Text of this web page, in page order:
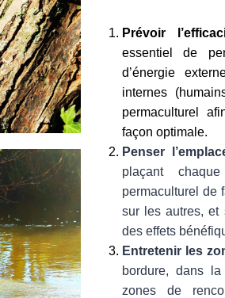
Prévoir
essentiel de
d’énergie
internes
permaculturel
façon optimale.
Penser
plaçant
permaculturel de
sur les autres, et
des effets
Entretenir les
bordure, dans
zones de